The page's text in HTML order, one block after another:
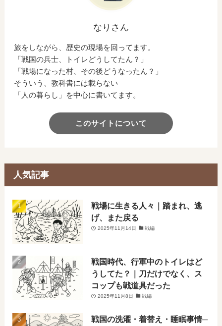
なりさん
旅をしながら、歴史の現場を回ってます。
「戦国の兵士、トイレどうしてたん？」
「戦場になった村、その後どうなったん？」
そういう、教科書には載らない
「人の暮らし」を中心に書いてます。
このサイトについて
人気記事
戦場に生きる人々｜踏まれ、逃
げ、また戻る
2025年11月14日 戦編
戦国時代、行軍中のトイレはど
うしてた？｜刀だけでなく、ス
コップも戦道具だった
2025年11月8日 戦編
戦国の洗濯・着替え・睡眠事情─